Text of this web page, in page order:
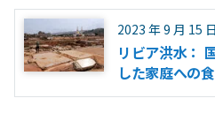
2023 年 9 月 15 日
リビア洪水：
した家庭への